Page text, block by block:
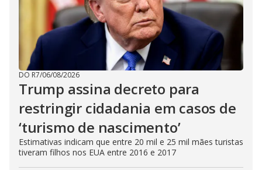
DO R7/06/08/2026
Trump assina decreto para
restringir cidadania em casos de
‘turismo de nascimento’
Estimativas indicam que entre 20 mil e 25 mil mães turistas
tiveram filhos nos EUA entre 2016 e 2017